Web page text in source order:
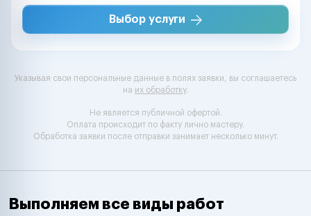
Выбор услуги
Указывая свои персональные данные в полях заявки, вы соглашаетесь
на их обработку.
Не является публичной офертой.
Оплата происходит по факту лично мастеру.
Обработка заявки после отправки занимает несколько минут.
Выполняем все виды работ